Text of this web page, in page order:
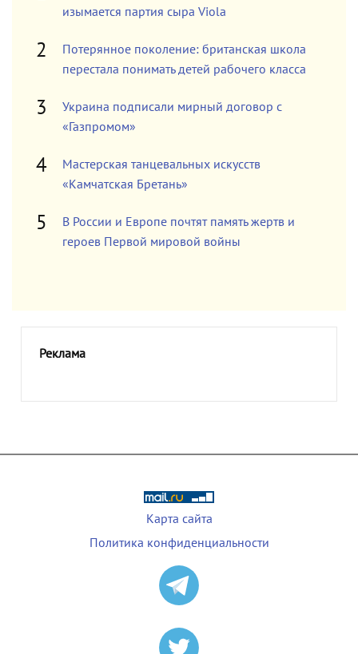
изымается партия сыра Viola
Потерянное поколение: британская школа
перестала понимать детей рабочего класса
Украина подписали мирный договор с
«Газпромом»
Мастерская танцевальных искусств
«Камчатская Бретань»
В России и Европе почтят память жертв и
героев Первой мировой войны
Реклама
Карта сайта
Политика конфиденциальности